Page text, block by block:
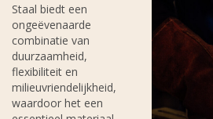
Staal biedt een
ongeëvenaarde
combinatie van
duurzaamheid,
flexibiliteit en
milieuvriendelijkheid,
waardoor het een